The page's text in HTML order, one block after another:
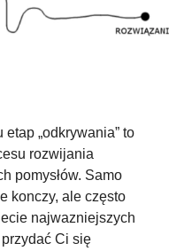
„odkrywania” to
rozwijania
pomysłów. Samo
konczy, ale często
najwazniejszych
Ci się